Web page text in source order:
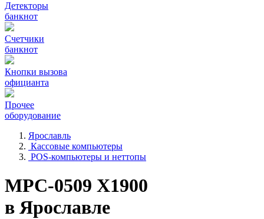
Детекторы
банкнот
Счетчики
банкнот
Кнопки вызова
официанта
Прочее
оборудование
Ярославль
Кассовые компьютеры
POS-компьютеры и неттопы
MPC-0509 X1900
в Ярославле